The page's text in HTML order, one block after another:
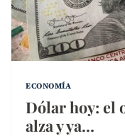
ECONOMÍA
Dólar hoy: el
alza y ya…